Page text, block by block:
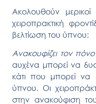
Ακολουθούν
χειροπρακτική
βελτίωση του ύπνου:
Ανακουφίζει τον
αυχένα μπορεί να
κάτι που μπορεί να
ύπνου. Οι
στην ανακούφιση